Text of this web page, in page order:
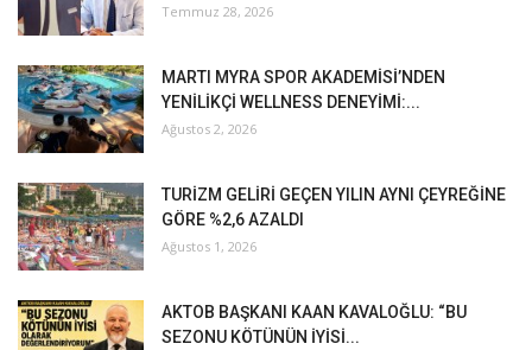
Temmuz 28, 2026
MARTI MYRA SPOR AKADEMİSİ’NDEN
YENİLİKÇİ WELLNESS DENEYİMİ:...
Ağustos 2, 2026
TURİZM GELİRİ GEÇEN YILIN AYNI ÇEYREĞİNE
GÖRE %2,6 AZALDI
Ağustos 1, 2026
AKTOB BAŞKANI KAAN KAVALOĞLU: “BU
SEZONU KÖTÜNÜN İYİSİ...